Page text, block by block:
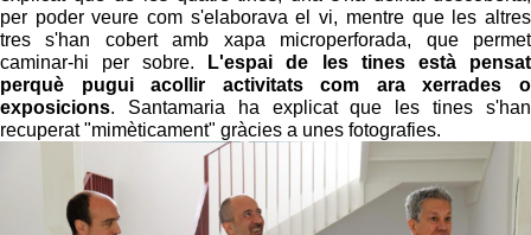
per poder veure com s'elaborava el vi, mentre que les altres
tres s'han cobert amb xapa microperforada, que permet
caminar-hi per sobre.
L'espai de les tines està pensat
perquè pugui acollir activitats com ara xerrades o
exposicions. Santamaria ha explicat que les tines s'han
recuperat "mimèticament" gràcies a unes fotografies.